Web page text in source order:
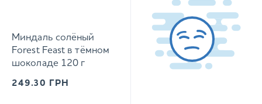
Миндаль солёный
Forest Feast в тёмном
шоколаде 120 г
249.30 ГРН